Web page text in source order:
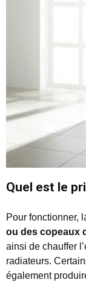
Quel est le
Pour fonctionner,
ou des copeaux
ainsi de chauffer
radiateurs.
également